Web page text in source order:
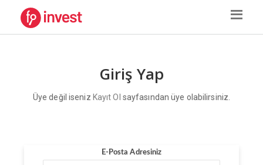
Giriş Yap
Üye değil iseniz Kayıt Ol sayfasından üye olabilirsiniz.
E-Posta Adresiniz